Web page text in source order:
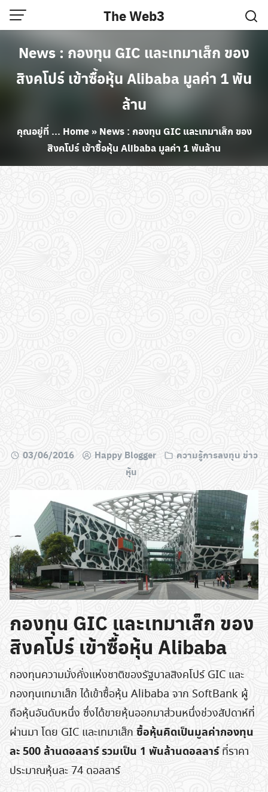
Skip
to
content
The Web3
News : กองทุน GIC และเทมาเส็ก ของ
สิงคโปร์ เข้าซื้อหุ้น Alibaba มูลค่า 1 พัน
ล้าน
คุณอยู่ที่ ... Home» News : กองทุน GIC และเทมาเส็ก ของ
สิงคโปร์ เข้าซื้อหุ้น Alibaba มูลค่า 1 พันล้าน
03/06/2016 Happy Blogger
ความรู้การลงทุน ข่าว
หุ้น
กองทุน GIC และเทมาเส็ก ของ
สิงคโปร์ เข้าซื้อหุ้น Alibaba
กองทุนความมั่งคั่งแห่งชาติของรัฐบาลสิงคโปร์ GIC และ
กองทุนเทมาเส็ก ได้เข้าซื้อหุ้น Alibaba จาก SoftBank ผู้
ถือหุ้นอันดับหนึ่ง ซึ่งได้ขายหุ้นออกมาส่วนหนึ่งช่วงสัปดาห์ที่
ผ่านมา โดย GIC และเทมาเส็ก ซื้อหุ้นคิดเป็นมูลค่ากองทุน
ละ 500 ล้านดอลลาร์ รวมเป็น 1 พันล้านดอลลาร์ที่ราคา
ประมาณหุ้นละ 74 ดอลลาร์